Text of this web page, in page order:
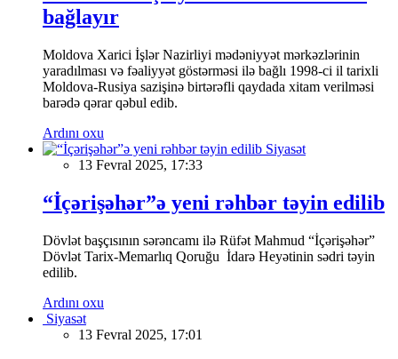
bağlayır
Moldova Xarici İşlər Nazirliyi mədəniyyət mərkəzlərinin
yaradılması və fəaliyyət göstərməsi ilə bağlı 1998-ci il tarixli
Moldova-Rusiya sazişinə birtərəfli qaydada xitam verilməsi
barədə qərar qəbul edib.
Ardını oxu
Siyasət
13 Fevral 2025, 17:33
“İçərişəhər”ə yeni rəhbər təyin edilib
Dövlət başçısının sərəncamı ilə Rüfət Mahmud “İçərişəhər”
Dövlət Tarix-Memarlıq Qoruğu İdarə Heyətinin sədri təyin
edilib.
Ardını oxu
Siyasət
13 Fevral 2025, 17:01